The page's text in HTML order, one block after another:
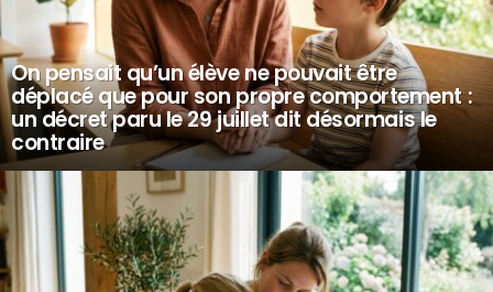
On pensait qu’un élève ne pouvait être
déplacé que pour son propre comportement :
un décret paru le 29 juillet dit désormais le
contraire